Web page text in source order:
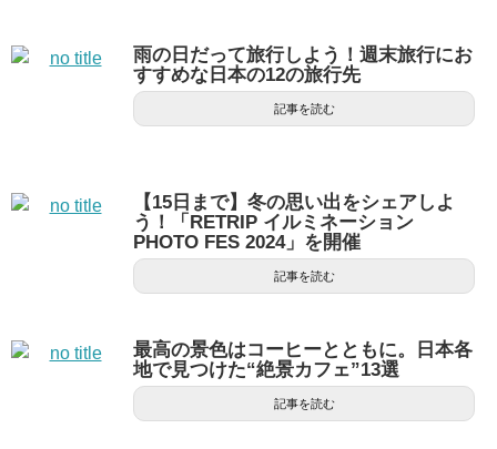
雨の日だって旅行しよう！週末旅行にお
すすめな日本の12の旅行先
記事を読む
【15日まで】冬の思い出をシェアしよ
う！「RETRIP イルミネーション
PHOTO FES 2024」を開催
記事を読む
最高の景色はコーヒーとともに。日本各
地で見つけた“絶景カフェ”13選
記事を読む